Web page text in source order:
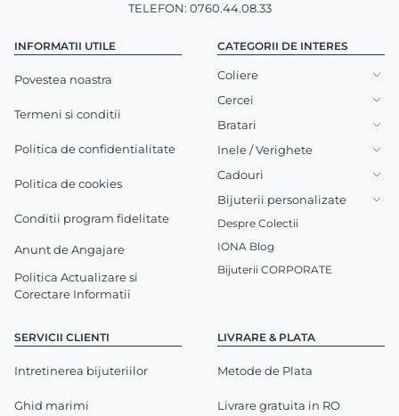
INFORMATII UTILE
Povestea noastra
Termeni si conditii
Politica de confidentialitate
Politica de cookies
Conditii program fidelitate
Anunt de Angajare
Politica Actualizare si
Corectare Informatii
SERVICII CLIENTI
Intretinerea bijuteriilor
Ghid marimi
LIVRARE & PLATA
Metode de Plata
Livrare gratuita in RO
TELEFON: 0760.44.08.33
CATEGORII DE INTERES
Coliere
Cercei
Bratari
Inele / Verighete
Cadouri
Bijuterii personalizate
Despre Colectii
IONA Blog
Bijuterii CORPORATE